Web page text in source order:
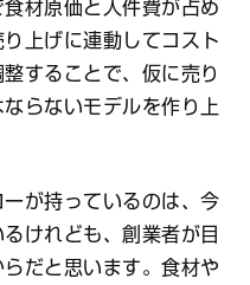
材原価と人件費が占め
上げに連動してコスト
することで、仮に売り
ならないモデルを作り上
が持っているのは、今
けれども、創業者が目
だと思います。食材や